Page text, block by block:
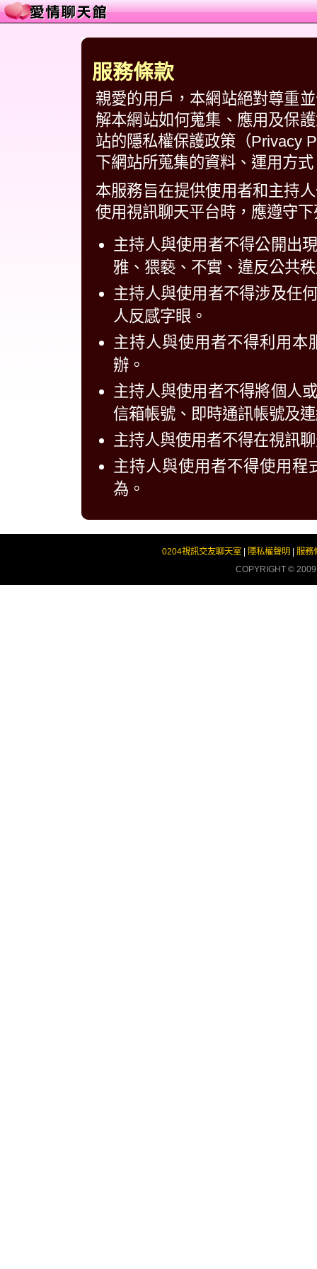
服務條款
親愛的用戶，本網站絕對尊重
解本網站如何蒐集、應用及保
站的隱私權保護政策（Privacy
下網站所蒐集的資料、運用方
本服務旨在提供使用者和主持
使用視訊聊天平台時，應遵守
主持人與使用者不得公開出
雅、猥褻、不實、違反公共
主持人與使用者不得涉及任
人反感字眼。
主持人與使用者不得利用
辦。
主持人與使用者不得將個人
信箱帳號、即時通訊帳號及
主持人與使用者不得在視訊
主持人與使用者不得使用
為。
0204視訊交友聊天室| 隱私權聲明
服務
COPYRIGHT ©